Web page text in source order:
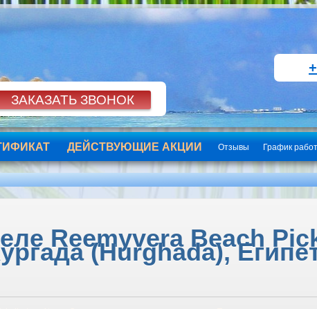
График
Отзывы
ДЕЙСТВУЮЩИЕ АКЦИИ
Reemyvera Beach
(Hurghada),